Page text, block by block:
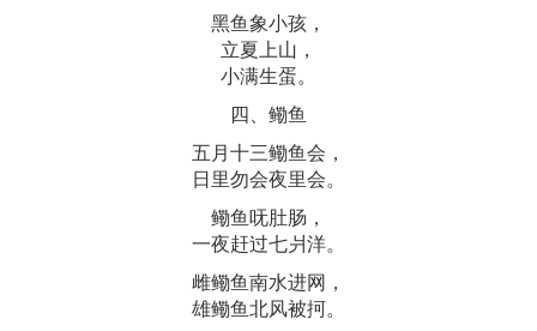
黑鱼象小孩，
立夏上山，
小满生蛋。
四、鳓鱼
五月十三鳓鱼会，
日里勿会夜里会。
鳓鱼呒肚肠，
一夜赶过七爿洋。
雌鳓鱼南水进网，
雄鳓鱼北风被抲。